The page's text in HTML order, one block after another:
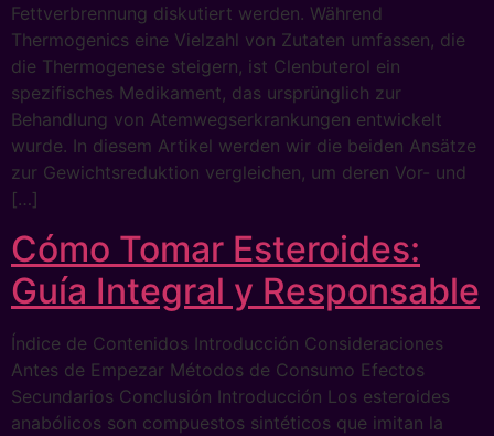
Fettverbrennung diskutiert werden. Während
Thermogenics eine Vielzahl von Zutaten umfassen, die
die Thermogenese steigern, ist Clenbuterol ein
spezifisches Medikament, das ursprünglich zur
Behandlung von Atemwegserkrankungen entwickelt
wurde. In diesem Artikel werden wir die beiden Ansätze
zur Gewichtsreduktion vergleichen, um deren Vor- und
[…]
Cómo Tomar Esteroides:
Guía Integral y Responsable
Índice de Contenidos Introducción Consideraciones
Antes de Empezar Métodos de Consumo Efectos
Secundarios Conclusión Introducción Los esteroides
anabólicos son compuestos sintéticos que imitan la